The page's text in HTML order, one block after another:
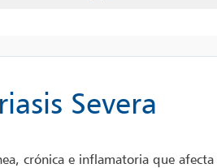
Severa
crónica e inflamatoria que